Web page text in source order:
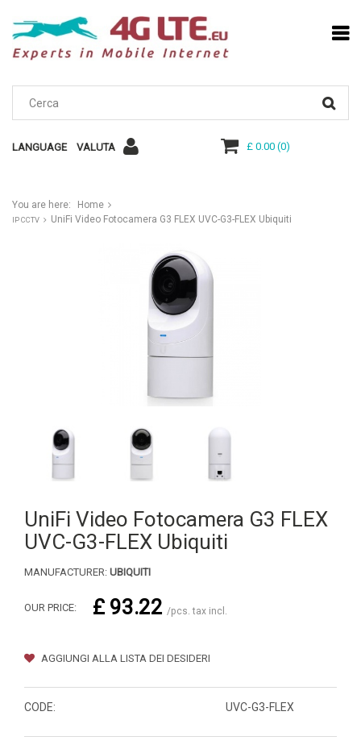
LANGUAGE VALUTA £ 0.00(0)
You are here: Home
IP CCTV UniFi Video Fotocamera G3 FLEX UVC-G3-FLEX Ubiquiti
UniFi Video Fotocamera G3 FLEX
UVC-G3-FLEX Ubiquiti
MANUFACTURER: UBIQUITI
OUR PRICE: £ 93.22 /pcs. tax incl.
AGGIUNGI ALLA LISTA DEI DESIDERI
CODE: UVC-G3-FLEX